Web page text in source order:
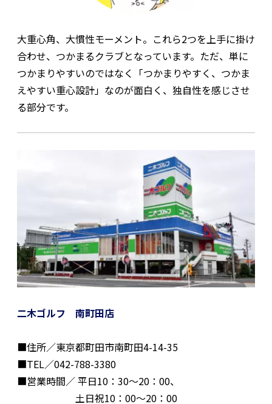
大重心角、大慣性モーメント。これら2つを上手に掛け
合わせ、つかまるクラブとなっています。ただ、単に
つかまりやすいのではなく「つかまりやすく、つかま
えやすい重心設計」なのが面白く、独自性を感じさせ
る部分です。
二木ゴルフ 南町田店
■住所／東京都町田市南町田4-14-35
■TEL／042-788-3380
■営業時間／ 平日10：30〜20：00、
土日祝10：00〜20：00